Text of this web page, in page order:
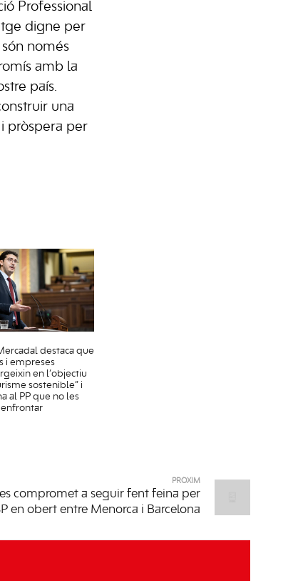
Professional
digne per
són només
amb la
país.
una
pròspera per
destaca que
i empreses
en l’objectiu
sostenible” i
al PP que no les
PRÒXIM
es compromet a seguir fent feina per
en obert entre Menorca i Barcelona